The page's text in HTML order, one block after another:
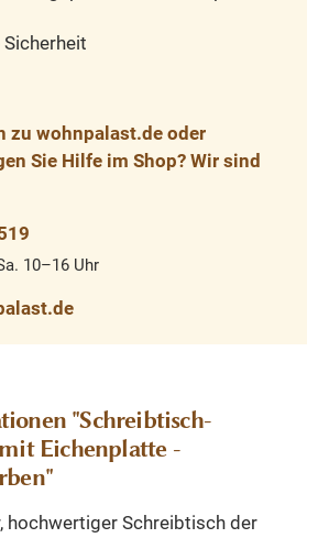
zu wohnpalast.de oder
Sie Hilfe im Shop? Wir sind
10–16 Uhr
"Schreibtisch-
Eichenplatte -
hochwertiger Schreibtisch der